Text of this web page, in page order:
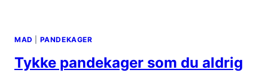
MAD PANDEKAGER
Tykke pandekager som du aldrig